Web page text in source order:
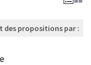
des propositions par :